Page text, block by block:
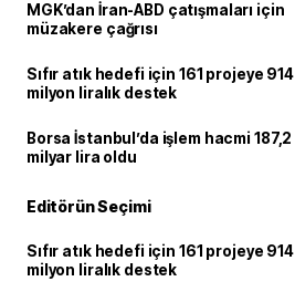
MGK’dan İran-ABD çatışmaları için
müzakere çağrısı
Sıfır atık hedefi için 161 projeye 914
milyon liralık destek
Borsa İstanbul’da işlem hacmi 187,2
milyar lira oldu
Editörün Seçimi
Sıfır atık hedefi için 161 projeye 914
milyon liralık destek